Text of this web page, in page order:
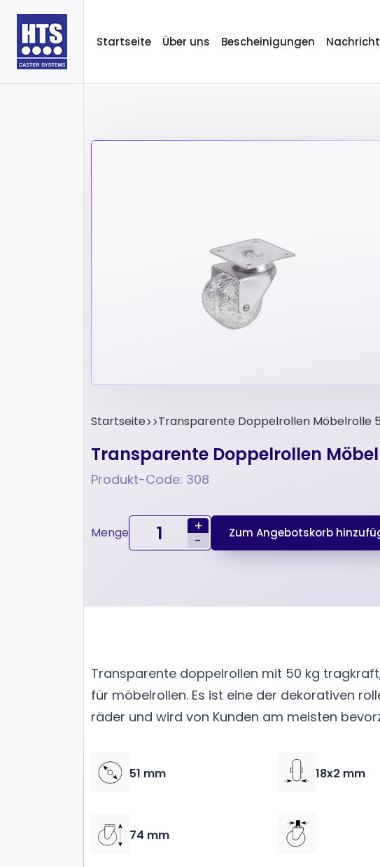
Startseite Über uns Bescheinigungen
Startseite Transparente Doppelrollen Möbelrolle
Transparente Doppelrollen
Produkt-Code: 308
Menge
+
-
Zum Angebotskorb
Transparente doppelrollen mit 50 kg
für möbelrollen. Es ist eine der dekorativen
räder und wird von Kunden am meisten
51 mm 18x2 mm
74 mm